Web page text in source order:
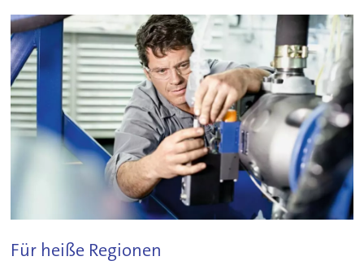
Für heiße Regionen